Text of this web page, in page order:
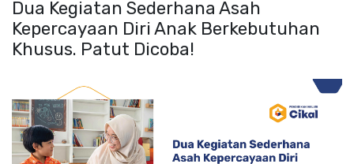
Dua Kegiatan Sederhana Asah
Kepercayaan Diri Anak Berkebutuhan
Khusus. Patut Dicoba!